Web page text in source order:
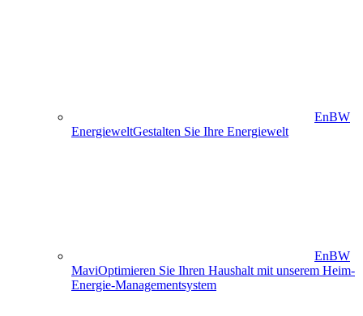
EnBW
EnergieweltGestalten Sie Ihre Energiewelt
EnBW
MaviOptimieren Sie Ihren Haushalt mit unserem Heim-
Energie-Managementsystem